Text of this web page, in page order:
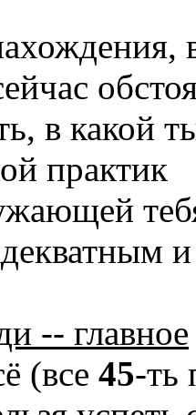
в какой
практик
-- главное
(все 45-ть